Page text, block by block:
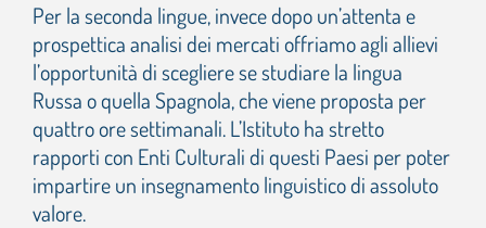
Per la seconda lingue, invece dopo un’attenta e
prospettica analisi dei mercati offriamo agli allievi
l’opportunità di scegliere se studiare la lingua
Russa o quella Spagnola, che viene proposta per
quattro ore settimanali. L’Istituto ha stretto
rapporti con Enti Culturali di questi Paesi per poter
impartire un insegnamento linguistico di assoluto
valore.